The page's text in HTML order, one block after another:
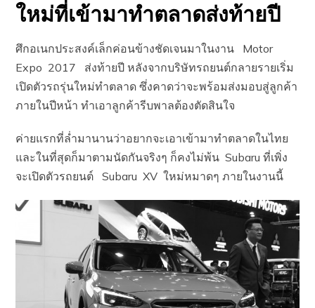
ใหม่ที่เข้ามาทำตลาดส่งท้ายปี
ศึกอเนกประสงค์เล็กค่อนข้างชัดเจนมาในงาน Motor
Expo 2017 ส่งท้ายปี หลังจากบริษัทรถยนต์กลายรายเริ่ม
เปิดตัวรถรุ่นใหม่ทำตลาด ซึ่งคาดว่าจะพร้อมส่งมอบสู่ลูกค้า
ภายในปีหน้า ทำเอาลูกค้ารีบพาลต้องตัดสินใจ
ค่ายแรกที่ล่ำมานานว่าอยากจะเอาเข้ามาทำตลาดในไทย
และในที่สุดก็มาตามนัดกันจริงๆ ก็คงไม่พ้น Subaru ที่เพิ่ง
จะเปิดตัวรถยนต์ Subaru XV ใหม่หมาดๆ ภายในงานนี้